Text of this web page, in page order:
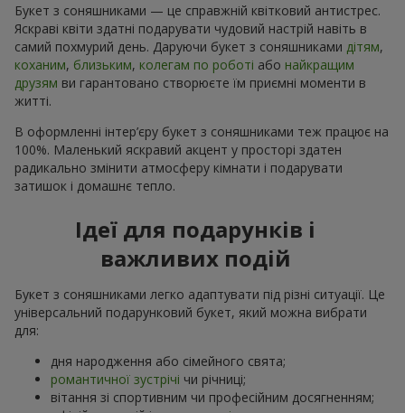
Букет з соняшниками — це справжній квітковий антистрес.
Яскраві квіти здатні подарувати чудовий настрій навіть в
самий похмурий день. Даруючи букет з соняшниками дітям,
коханим, близьким, колегам по роботі або найкращим
друзям ви гарантовано створюєте їм приємні моменти в
житті.
В оформленні інтер’єру букет з соняшниками теж працює на
100%. Маленький яскравий акцент у просторі здатен
радикально змінити атмосферу кімнати і подарувати
затишок і домашнє тепло.
Ідеї для подарунків і
важливих подій
Букет з соняшниками легко адаптувати під різні ситуації. Це
універсальний подарунковий букет, який можна вибрати
для:
дня народження або сімейного свята;
романтичної зустрічі чи річниці;
вітання зі спортивним чи професійним досягненням;